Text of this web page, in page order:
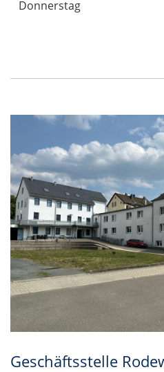
Donnerstag
Geschäftsstelle